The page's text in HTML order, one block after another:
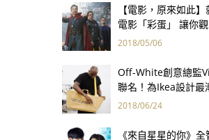
【電影，原來如此
電影「彩蛋」 讓你
2018/05/06
Off-White創意總監
聯名！為Ikea設計最
抄襲？
2018/06/24
《來自星星的你》